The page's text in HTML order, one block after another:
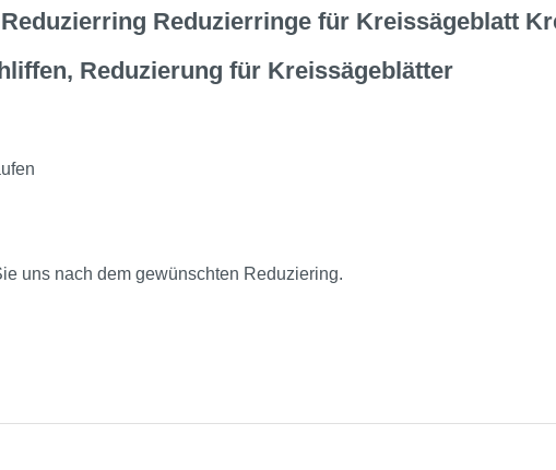
Reduzierringe für Kreissägeblatt
Reduzierung für Kreissägeblätter
uns nach dem gewünschten Reduziering.